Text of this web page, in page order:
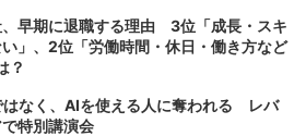
、早期に退職する理由 3位「成長・スキ
」、2位「労働時間・休日・働き方など
？
はなく、AIを使える人に奪われる レバ
特別講演会